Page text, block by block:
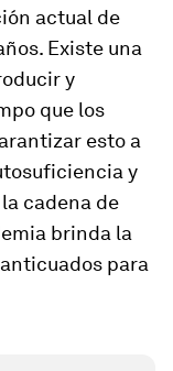
actual de
Existe una
y
que los
esto a
y
cadena de
brinda la
para